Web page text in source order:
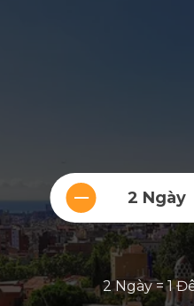
2 Ngày
2 Ngày = 1